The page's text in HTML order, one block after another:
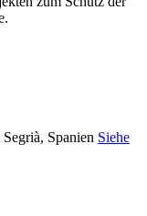
Segrià, Spanien Siehe